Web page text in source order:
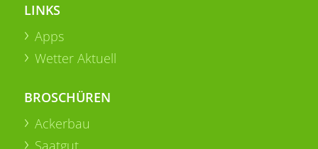
LINKS
Apps
Wetter Aktuell
BROSCHÜREN
Ackerbau
Saatgut